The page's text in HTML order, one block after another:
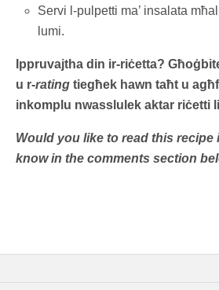
Servi l-pulpetti ma’ insalata
lumi.
Ippruvajtha din ir-riċetta?
u r-rating tiegħek hawn taħt u
inkomplu nwasslulek aktar riċetti
Would you like to read this recipe
know in the comments section